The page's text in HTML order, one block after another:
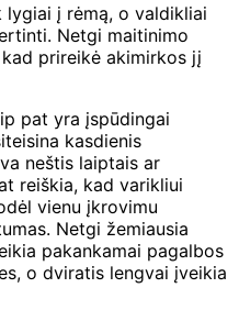
į rėmą, o valdikliai
Netgi maitinimo
prireikė akimirkos jį
pat yra įspūdingai
kasdienis
neštis laiptais ar
reiškia, kad varikliui
vienu įkrovimu
Netgi žemiausia
pakankamai pagalbos
o dviratis lengvai įveikia